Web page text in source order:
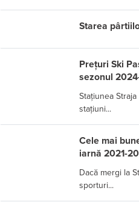
Starea
Prețuri Ski
sezonul
Stațiunea
stațiuni...
Cele mai
iarnă 2021-
Dacă mergi la
sporturi...